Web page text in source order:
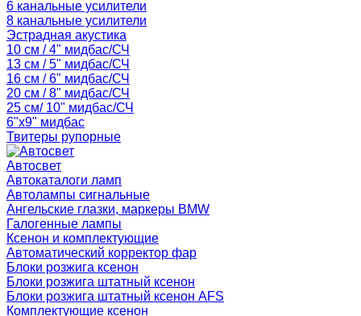
6 канальные усилители
8 канальные усилители
Эстрадная акустика
10 см / 4" мидбас/СЧ
13 см / 5" мидбас/СЧ
16 см / 6" мидбас/СЧ
20 см / 8" мидбас/СЧ
25 см/ 10" мидбас/СЧ
6"x9" мидбас
Твитеры рупорные
Автосвет
Автокаталоги ламп
Автолампы сигнальные
Ангельские глазки, маркеры BMW
Галогенные лампы
Ксенон и комплектующие
Автоматический корректор фар
Блоки розжига ксенон
Блоки розжига штатный ксенон
Блоки розжига штатный ксенон AFS
Комплектующие ксенон